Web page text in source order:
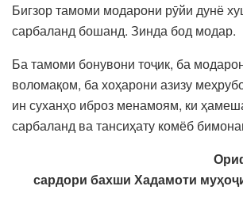
Бигзор тамоми модарони рӯйи дунё
сарбаланд бошанд. Зинда бод модар.
Ба тамоми бонувони тоҷик, ба
воломақом, ба хоҳарони азизу
ин суханҳо иброз менамоям, ки
сарбаланд ва тансиҳату комёб
сардори бахши Хадамоти